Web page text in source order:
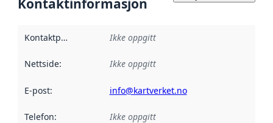
Kontaktinformasjon
Kontaktpunkt Ikke oppgitt
Nettside: Ikke oppgitt
E-post: info@kartverket.no
Telefon: Ikke oppgitt